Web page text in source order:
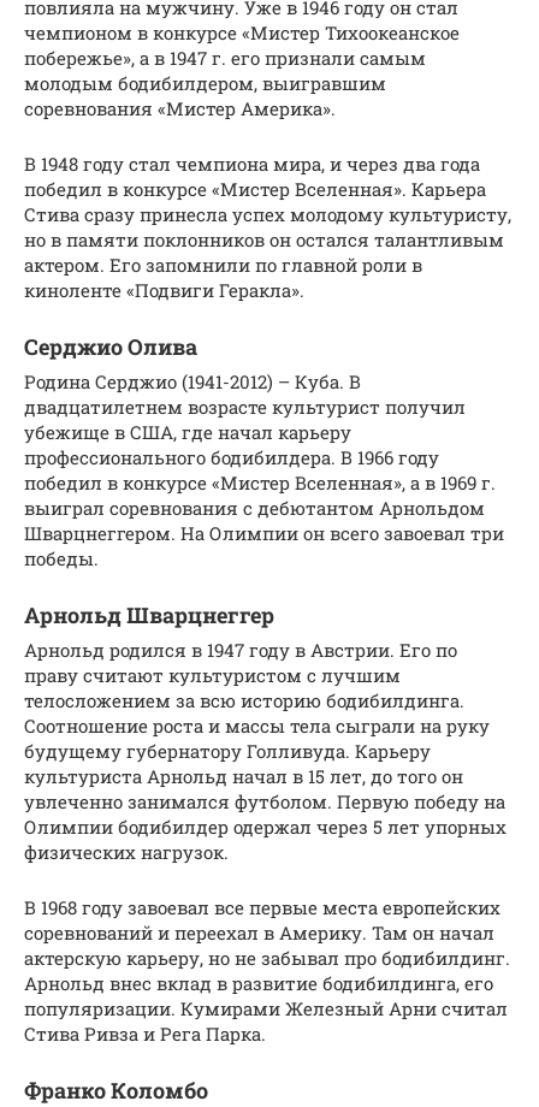
повлияла на мужчину. Уже в 1946 году он стал
чемпионом в конкурсе «Мистер Тихоокеанское
побережье», а в 1947 г. его признали самым
молодым бодибилдером, выигравшим
соревнования «Мистер Америка».
В 1948 году стал чемпиона мира, и через два года
победил в конкурсе «Мистер Вселенная». Карьера
Стива сразу принесла успех молодому культуристу,
но в памяти поклонников он остался талантливым
актером. Его запомнили по главной роли в
киноленте «Подвиги Геракла».
Серджио Олива
Родина Серджио (1941-2012) – Куба. В
двадцатилетнем возрасте культурист получил
убежище в США, где начал карьеру
профессионального бодибилдера. В 1966 году
победил в конкурсе «Мистер Вселенная», а в 1969 г.
выиграл соревнования с дебютантом Арнольдом
Шварцнеггером. На Олимпии он всего завоевал три
победы.
Арнольд Шварцнеггер
Арнольд родился в 1947 году в Австрии. Его по
праву считают культуристом с лучшим
телосложением за всю историю бодибилдинга.
Соотношение роста и массы тела сыграли на руку
будущему губернатору Голливуда. Карьеру
культуриста Арнольд начал в 15 лет, до того он
увлеченно занимался футболом. Первую победу на
Олимпии бодибилдер одержал через 5 лет упорных
физических нагрузок.
В 1968 году завоевал все первые места европейских
соревнований и переехал в Америку. Там он начал
актерскую карьеру, но не забывал про бодибилдинг.
Арнольд внес вклад в развитие бодибилдинга, его
популяризации. Кумирами Железный Арни считал
Стива Ривза и Рега Парка.
Франко Коломбо